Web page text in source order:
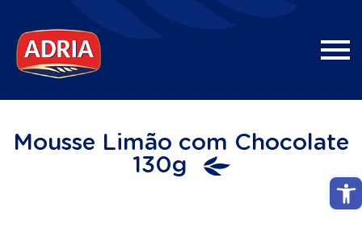
Mousse Limão com Chocolate
130g